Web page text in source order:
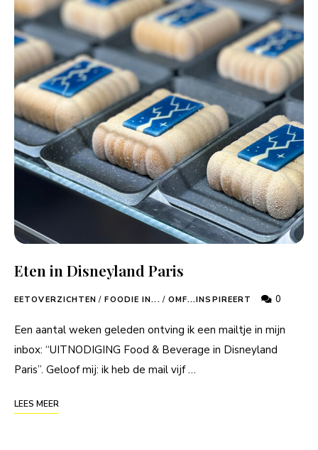
Eten in Disneyland Paris
EETOVERZICHTEN / FOODIE IN... / OMF...INSPIREERT 0
Een aantal weken geleden ontving ik een mailtje in mijn
inbox: “UITNODIGING Food & Beverage in Disneyland
Paris”. Geloof mij: ik heb de mail vijf …
LEES MEER